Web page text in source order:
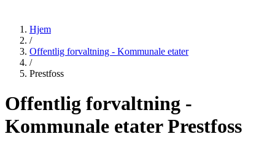
Hjem
/
Offentlig forvaltning - Kommunale etater
/
Prestfoss
Offentlig forvaltning -
Kommunale etater Prestfoss